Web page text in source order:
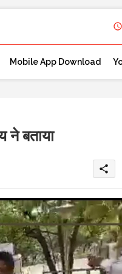
Mobile App Download
ने बताया
share